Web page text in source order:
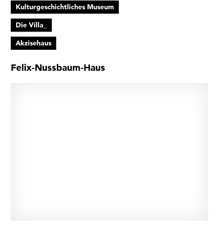
Kulturgeschichtliches Museum
Die Villa_
Akzisehaus
Felix-Nussbaum-Haus